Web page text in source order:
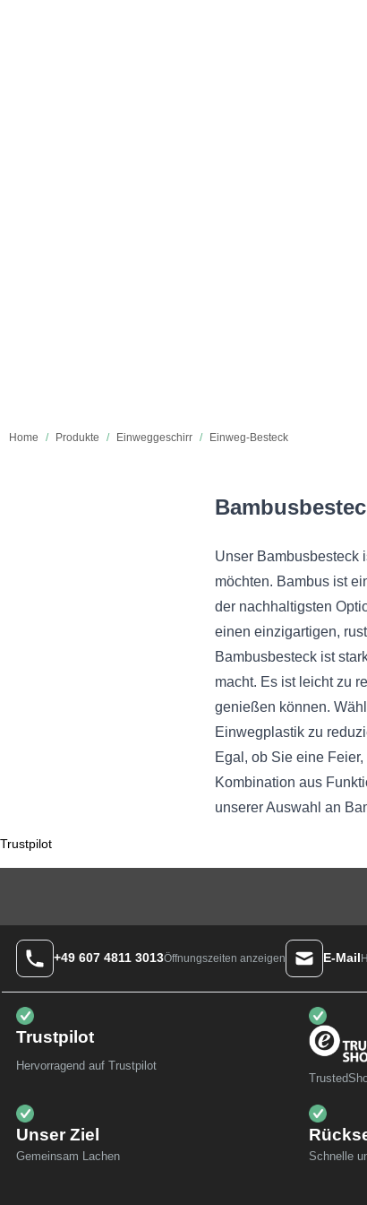
Home / Produkte / Einweggeschirr / Einweg-Besteck
Unser Bambusbesteck
möchten. Bambus ist
der nachhaltigsten
einen einzigartigen,
Bambusbesteck ist
macht. Es ist leicht zu
genießen können.
Einwegplastik zu
Egal, ob Sie eine
Kombination aus
unserer Auswahl an
Trustpilot
+49 607 4811 3013Öffnungszeiten anzeigen E-Mail
Trustpilot
Hervorragend auf Trustpilot
Unser Ziel
Gemeinsam Lachen Schnelle